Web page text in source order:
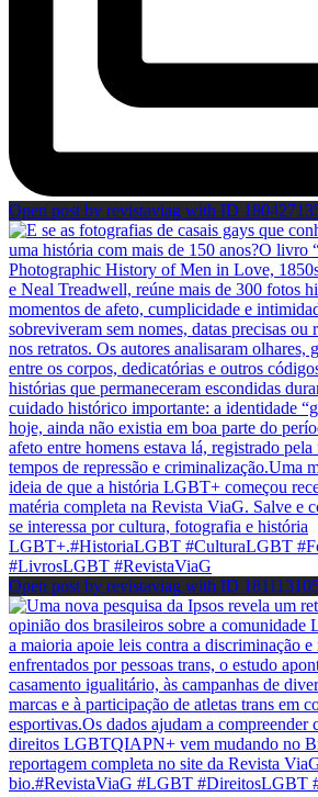
Open post by revistaviag with ID
Open post by revistaviag with ID